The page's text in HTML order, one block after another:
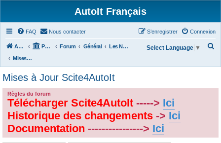
AutoIt Français
FAQ Nous contacter Connexion
S’enregistrer
Accueil Portail Forum Général
Les Nouvelles d'AutoIt
Mises à Jour Scite4AutoIt
Select Language ▼
Mises à Jour Scite4AutoIt
Règles du forum
Télécharger Scite4AutoIt -----> Ici
Historique des changements -> Ici
Documentation ----------------> Ici